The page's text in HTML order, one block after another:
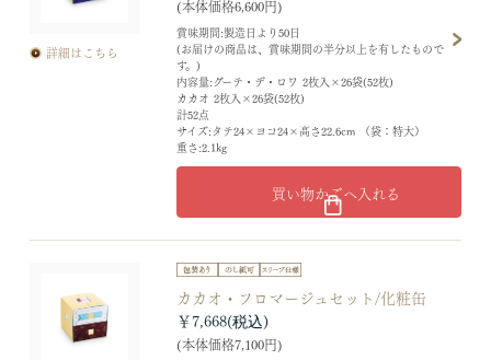
詳細はこちら
賞味期間:製造日より50日
(お届けの商品は、賞味期間の半分以上を有したもので
す。)
内容量:グーテ・デ・ロワ 2枚入×26袋(52枚)
カカオ 2枚入×26袋(52枚)
計52点
サイズ:タテ24×ヨコ24×高さ22.6cm （袋：特大）
重さ:2.1kg
(本体価格6,600円)
買い物かごへ入れる
カカオ・フロマージュセット/化粧缶
￥7,668
(本体価格7,100円)